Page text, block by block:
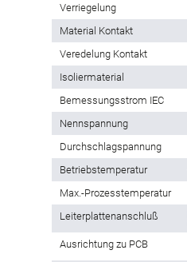
Verriegelung
Material Kontakt
Veredelung Kontakt
Isoliermaterial
Bemessungsstrom IEC
Nennspannung
Durchschlagspannung
Betriebstemperatur
Max.-Prozesstemperatur
Leiterplattenanschluß
Ausrichtung zu PCB